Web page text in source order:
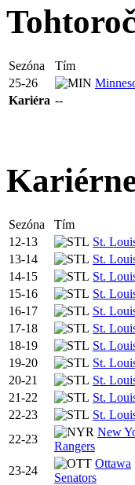
Sezóna Tím
25-26
Kariéra --
Sezóna Tím
12-13
St.
13-14
St.
14-15
St.
15-16
St.
16-17
St.
17-18
St.
18-19
St.
19-20
St.
20-21
St.
21-22
St.
22-23
St.
22-23
New
Rangers
23-24
Ottawa
Senators